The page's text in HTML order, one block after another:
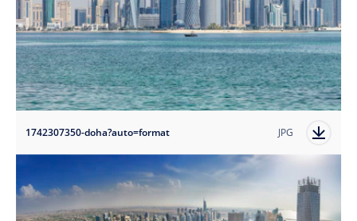
1742307350-doha?auto=format JPG